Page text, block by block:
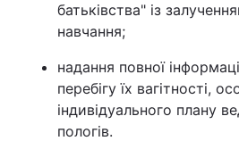
батьківства" із
навчання;
надання повної
перебігу їх вагітності,
індивідуального плану
пологів.